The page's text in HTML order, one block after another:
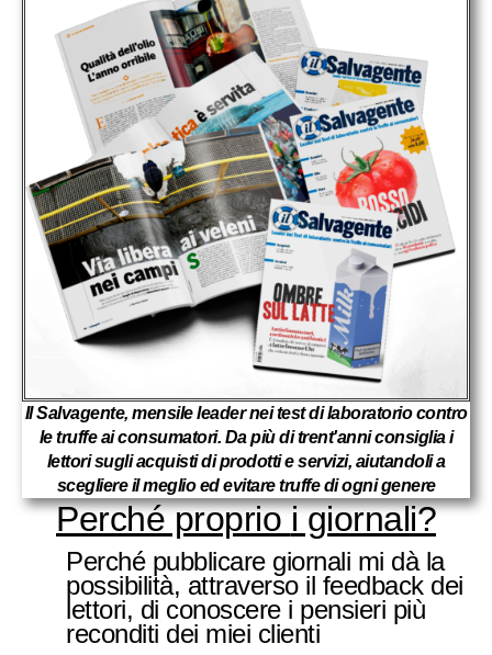
Il Salvagente, mensile leader nei test di laboratorio contro
le truffe ai consumatori. Da più di trent'anni consiglia i
lettori sugli acquisti di prodotti e servizi, aiutandoli a
scegliere il meglio ed evitare truffe di ogni genere
Perché proprioi giornali?
Perché pubblicare giornali mi dà la
possibilità, attraverso il feedback dei
lettori, di conoscere i pensieri più
reconditi dei miei clienti